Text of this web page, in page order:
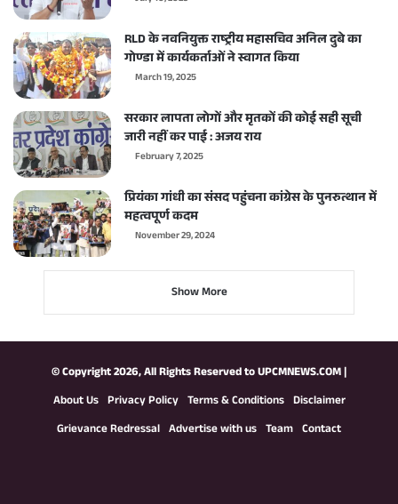
RLD के नवनियुक्त राष्ट्रीय महासचिव अनिल दुबे का
गोण्डा में कार्यकर्ताओं ने स्वागत किया
March 19, 2025
सरकार लापता लोगों और मृतकों की कोई सही सूची
जारी नहीं कर पाई : अजय राय
February 7, 2025
प्रियंका गांधी का संसद पहुंचना कांग्रेस के पुनरुत्थान में
महत्वपूर्ण कदम
November 29, 2024
Show More
© Copyright 2026, All Rights Reserved toUPCMNEWS.COM|
About Us Privacy Policy Terms & Conditions Disclaimer
Grievance Redressal Advertise with us Team Contact